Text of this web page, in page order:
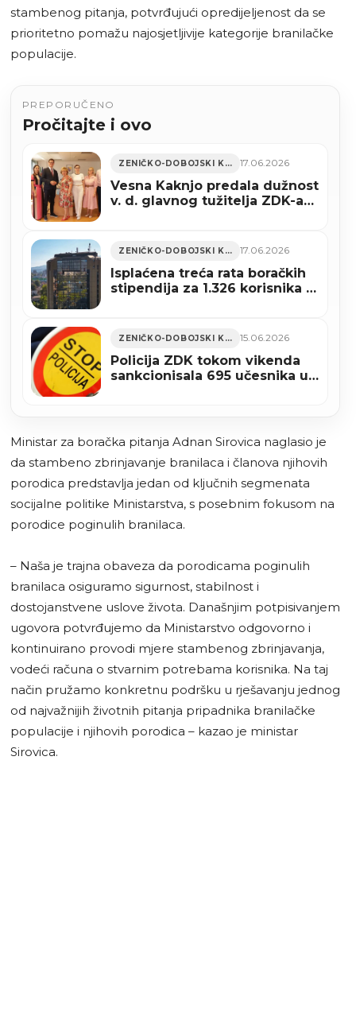
stambenog pitanja, potvrđujući opredijeljenost da se
prioritetno pomažu najosjetljivije kategorije branilačke
populacije.
PREPORUČENO
Pročitajte i ovo
ZENIČKO-DOBOJSKI KANTON 17.06.2026
Vesna Kaknjo predala dužnost
v. d. glavnog tužitelja ZDK-a
ZENIČKO-DOBOJSKI KANTON 17.06.2026
Isplaćena treća rata boračkih
stipendija za 1.326 korisnika u
ZENIČKO-DOBOJSKI KANTON 15.06.2026
Policija ZDK tokom vikenda
sankcionisala 695 učesnika u
Ministar za boračka pitanja Adnan Sirovica naglasio je
da stambeno zbrinjavanje branilaca i članova njihovih
porodica predstavlja jedan od ključnih segmenata
socijalne politike Ministarstva, s posebnim fokusom na
porodice poginulih branilaca.
– Naša je trajna obaveza da porodicama poginulih
branilaca osiguramo sigurnost, stabilnost i
dostojanstvene uslove života. Današnjim potpisivanjem
ugovora potvrđujemo da Ministarstvo odgovorno i
kontinuirano provodi mjere stambenog zbrinjavanja,
vodeći računa o stvarnim potrebama korisnika. Na taj
način pružamo konkretnu podršku u rješavanju jednog
od najvažnijih životnih pitanja pripadnika branilačke
populacije i njihovih porodica – kazao je ministar
Sirovica.